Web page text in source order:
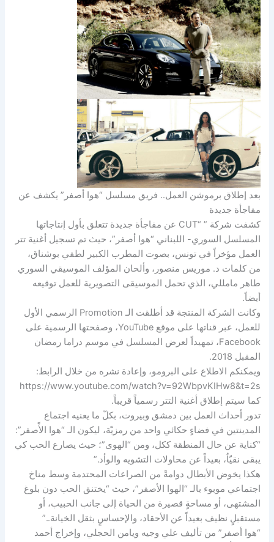
بعد إطلاق برموشن العمل.. فريق مسلسل “هوا أصفر” يكشف عن
مفاجأة جديدة
كشفت شركة ” “CUT عن مفاجأة جديدة تتعلق بأول إنتاجاتها
المسلسل السوري- اللبناني “هوا أصفر”، حيث تم تسجيل أغنية تتر
العمل مؤخراً في تونس، بصوت المطرب الكبير لطفي بوشناق،
من كلمات د. موريس منصور، وألحان المؤلف الموسيقي السوري
طاهر مامللي، الذي تحمل الموسيقى التصويرية للعمل توقيعه
أيضاً.
وكانت الشركة المنتجة قد أطلقت الـ Promotion الرسمي الأول
للعمل، عبر قناتها على موقع YouTube، وصفحتها الرسمية على
Facebook، تمهيداً لعرض المسلسل في موسم دراما رمضان
المقبل 2018.
ويمكنكم الاطلاع على البرومو، وإعادة نشره من خلال الرابط:
https://www.youtube.com/watch?v=92WbpvKIHw8&t=2s
كما سيتم إطلاق أغنية التتر رسمياً قريباً.
تدور أحداث العمل بين دمشق وبيروت، بكلّ ما يعنيه اجتماع
المدينتين في فضاءٍ حكائي واحد من رمزيّة، ليكون الـ “هوا الأًصفر”:
“كناية عن حال المنطقة ككل، ومن “الهوى”؛ حيث يصارع الحب كي
يبقى نقيّاُ، بعيداً عن محاولات التشويه والوأد.”
هكذا يخوض الأبطال دوامةً من الصراعات المحتدمة وسط مناخ
اجتماعي موبوء بالـ “الهوا الأصفر”، حيث “يختنق الحب دون بلوغ
المشتهى، أو مساحةٍ قصيرة من الحياة إلى جانب الحبيب، أو
مستقبلٍ نظيف بعيداً عن الأحقاد، والإحساسٍ بثقل الخيانة..”
“هوا أصفر” من تأليف علي وجيه ويامن الحجلي، وإخراج أحمد